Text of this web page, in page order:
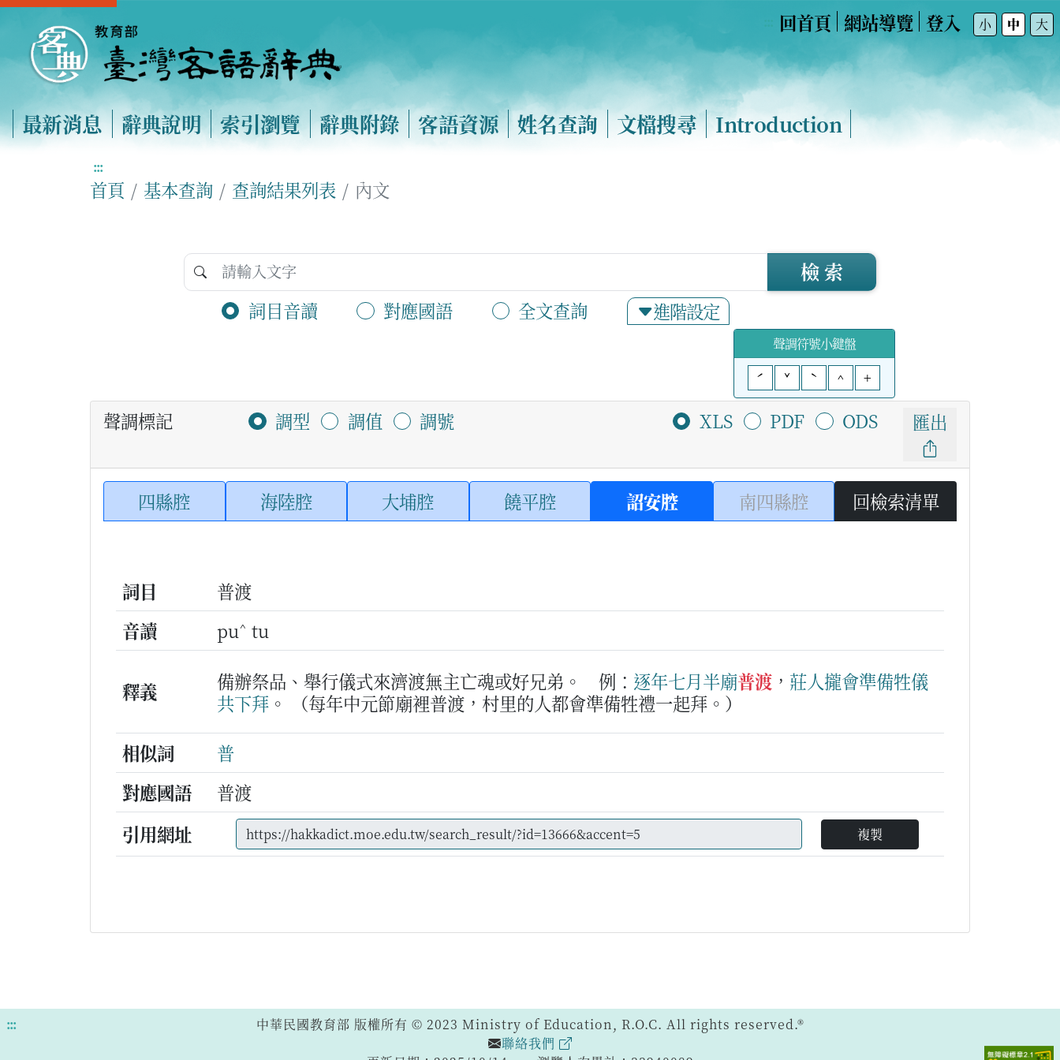
回首頁 網站導覽 登入 小 中 大
最新消息 辭典說明 索引瀏覽 辭典附錄 客語資源 姓名查詢 文檔搜尋 Introduction
:::
首頁 基本查詢 查詢結果列表 內文
詞目音讀 對應國語 全文查詢 進階設定
檢 索
聲調符號小鍵盤
ˊ
ˇ ˋ ^ +
聲調標記 調型 調值 調號 XLS PDF ODS 匯出
四縣腔 海陸腔 大埔腔 饒平腔 詔安腔 南四縣腔 回檢索清單
詞目
普渡
音讀
pu^ tu
釋義 備辦祭品、舉行儀式來濟渡無主亡魂或好兄弟。 例： 逐年七月半廟普渡 ， 莊人攏會準備牲儀
共下拜 。
（每年中元節廟裡普渡，村里的人都會準備牲禮一起拜。）
相似詞
普
對應國語
普渡
引用網址
複製
:::
中華民國教育部 版權所有 © 2023 Ministry of Education, R.O.C. All rights reserved.®
聯絡我們